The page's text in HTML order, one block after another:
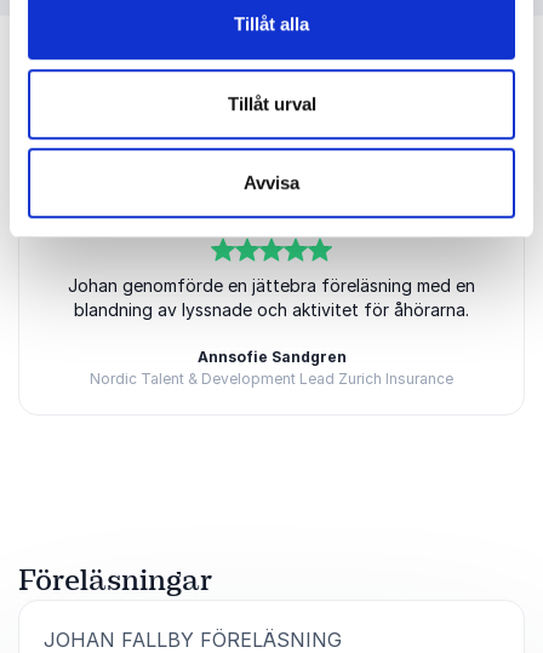
Tillåt alla
Tillåt urval
Avvisa
Kundrecensioner
av5
Johan genomförde en jättebra föreläsning med en
blandning av lyssnade och aktivitet för åhörarna.
Annsofie Sandgren
Nordic Talent & Development Lead Zurich Insurance
Föreläsningar
JOHAN FALLBY FÖRELÄSNING